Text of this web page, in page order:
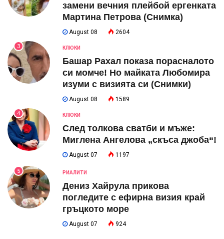
замени вечния плейбой ергенката
Мартина Петрова (Снимка)
August 08 2604
3 КЛЮКИ
Башар Рахал показа порасналото
си момче! Но майката Любомира
изуми с визията си (Снимки)
August 08 1589
4 КЛЮКИ
След толкова сватби и мъже:
Миглена Ангелова „скъса джоба“!
August 07 1197
5 РИАЛИТИ
Дениз Хайрула прикова
погледите с ефирна визия край
гръцкото море
August 07 924